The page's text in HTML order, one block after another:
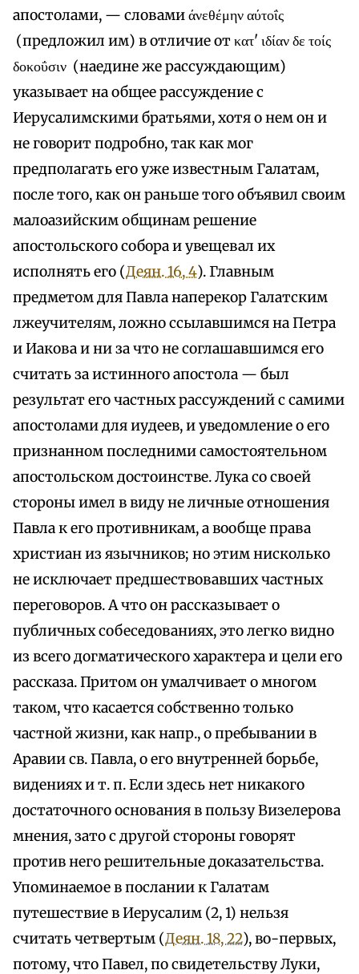
апостолами, — словами άνεθέμην αύτοΐς
(предложил им) в отличие от κατ' ιδίαν δε τοίς
δοκοΰσιν (наедине же рассуждающим)
указывает на общее рассуждение с
Иерусалимскими братьями, хотя о нем он и
не говорит подробно, так как мог
предполагать его уже известным Галатам,
после того, как он раньше того объявил своим
малоазийским общинам решение
апостольского собора и увещевал их
исполнять его (Деян. 16, 4). Главным
предметом для Павла наперекор Галатским
лжеучителям, ложно ссылавшимся на Петра
и Иакова и ни за что не соглашавшимся его
считать за истинного апостола — был
результат его частных рассуждений с самими
апостолами для иудеев, и уведомление о его
признанном последними самостоятельном
апостольском достоинстве. Лука со своей
стороны имел в виду не личные отношения
Павла к его противникам, а вообще права
христиан из язычников; но этим нисколько
не исключает предшествовавших частных
переговоров. А что он рассказывает о
публичных собеседованиях, это легко видно
из всего догматического характера и цели его
рассказа. Притом он умалчивает о многом
таком, что касается собственно только
частной жизни, как напр., о пребывании в
Аравии св. Павла, о его внутренней борьбе,
видениях и т. п. Если здесь нет никакого
достаточного основания в пользу Визелерова
мнения, зато с другой стороны говорят
против него решительные доказательства.
Упоминаемое в послании к Галатам
путешествие в Иерусалим (2, 1) нельзя
считать четвертым (Деян. 18, 22), во-первых,
потому, что Павел, по свидетельству Луки,